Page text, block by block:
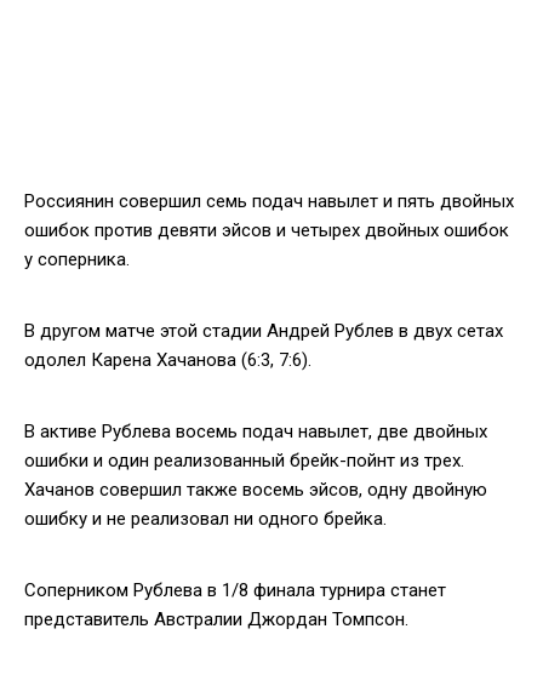
Россиянин совершил семь подач навылет и пять двойных
ошибок против девяти эйсов и четырех двойных ошибок
у соперника.
В другом матче этой стадии Андрей Рублев в двух сетах
одолел Карена Хачанова (6:3, 7:6).
В активе Рублева восемь подач навылет, две двойных
ошибки и один реализованный брейк-пойнт из трех.
Хачанов совершил также восемь эйсов, одну двойную
ошибку и не реализовал ни одного брейка.
Соперником Рублева в 1/8 финала турнира станет
представитель Австралии Джордан Томпсон.